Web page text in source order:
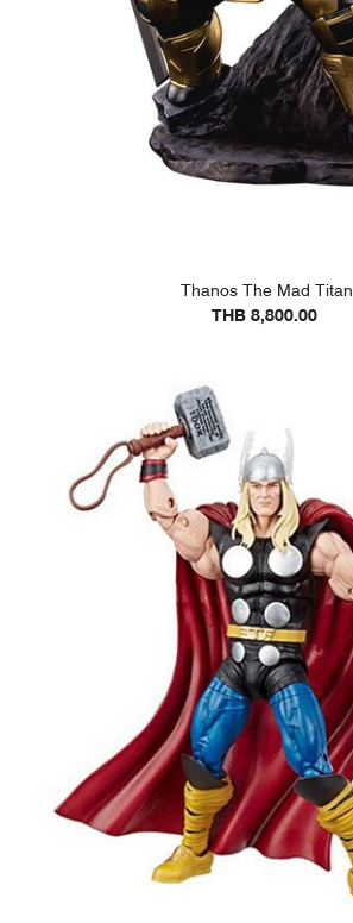
Thanos The Mad Titan
THB 8,800.00